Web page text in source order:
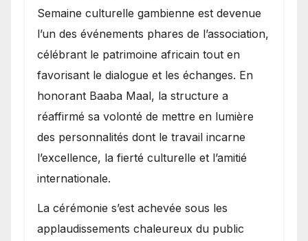
Semaine culturelle gambienne est devenue
l’un des événements phares de l’association,
célébrant le patrimoine africain tout en
favorisant le dialogue et les échanges. En
honorant Baaba Maal, la structure a
réaffirmé sa volonté de mettre en lumière
des personnalités dont le travail incarne
l’excellence, la fierté culturelle et l’amitié
internationale.
​La cérémonie s’est achevée sous les
applaudissements chaleureux du public